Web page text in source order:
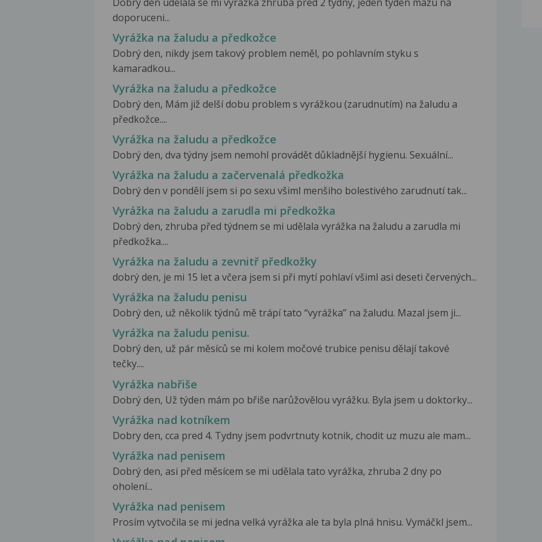
doporuceni...
Vyrážka na žaludu a předkožce
Dobrý den, nikdy jsem takový problem neměl, po pohlavním styku s
kamaradkou...
Vyrážka na žaludu a předkožce
Dobrý den, Mám již delší dobu problem s vyrážkou (zarudnutím) na žaludu a
předkožce....
Vyrážka na žaludu a předkožce
Dobrý den, dva týdny jsem nemohl provádět důkladnější hygienu. Sexuální...
Vyrážka na žaludu a začervenalá předkožka
Dobrý den v pondělí jsem si po sexu všiml menšiho bolestivého zarudnutí tak...
Vyrážka na žaludu a zarudla mi předkožka
Dobrý den, zhruba před týdnem se mi udělala vyrážka na žaludu a zarudla mi
předkožka....
Vyrážka na žaludu a zevnitř předkožky
dobrý den, je mi 15 let a včera jsem si při mytí pohlaví všiml asi deseti červených...
Vyrážka na žaludu penisu
Dobrý den, už několik týdnů mě trápí tato “vyrážka” na žaludu. Mazal jsem ji...
Vyrážka na žaludu penisu.
Dobrý den, už pár měsíců se mi kolem močové trubice penisu dělají takové
tečky....
Vyrážka nabřiše
Dobrý den, Už týden mám po břiše narůžovělou vyrážku. Byla jsem u doktorky...
Vyrážka nad kotníkem
Dobry den, cca pred 4. Tydny jsem podvrtnuty kotnik, chodit uz muzu ale mam...
Vyrážka nad penisem
Dobrý den, asi před měsícem se mi udělala tato vyrážka, zhruba 2 dny po
oholení...
Vyrážka nad penisem
Prosím vytvočila se mi jedna velká vyrážka ale ta byla plná hnisu. Vymáčkl jsem...